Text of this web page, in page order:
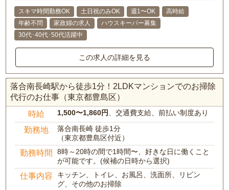
スキマ時間勤務OK 土日祝のみOK 週1〜OK
高時給
年齢不問
家政婦の求人
ハウスキーパー募集
30代･40代･50代活躍中
この求人の詳細を見る
落合南長崎駅から徒歩1分！2LDKマンションでのお掃除
代行のお仕事（東京都豊島区）
時給 1,500〜1,860円 、交通費支給、前払い制度あり
勤務地
落合南長崎 徒歩1分
（東京都豊島区付近）
勤務時間
8時～20時の間で1時間〜、好きな日に働くこと
が可能です。(候補の日時から選択)
仕事内容
キッチン、トイレ、お風呂、洗面所、リビン
グ、その他のお掃除